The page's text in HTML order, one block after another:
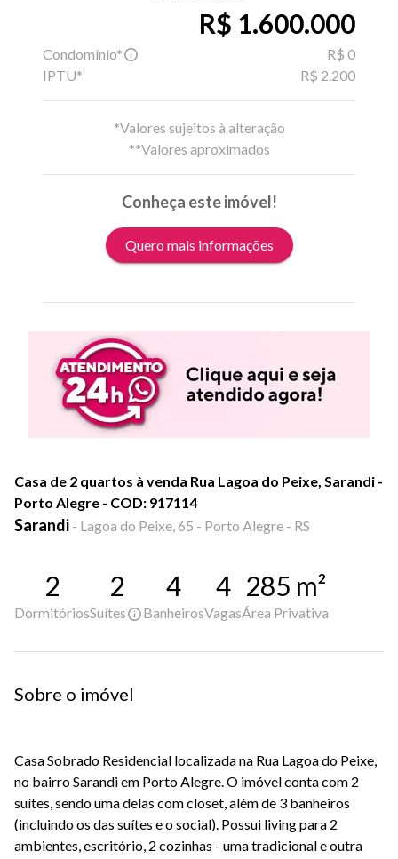
R$ 1.600.000
Condomínio*
R$ 0
IPTU*
R$ 2.200
*Valores sujeitos à alteração
**Valores aproximados
Conheça este imóvel!
Quero mais informações
Casa de 2 quartos à venda Rua Lagoa do Peixe, Sarandi -
Porto Alegre - COD: 917114
Sarandi - Lagoa do Peixe, 65 - Porto Alegre - RS
2
Dormitórios
2
Suítes
4
Banheiros
4
Vagas
285 m²
Área Privativa
Sobre o imóvel
Casa Sobrado Residencial localizada na Rua Lagoa do Peixe,
no bairro Sarandi em Porto Alegre. O imóvel conta com 2
suítes, sendo uma delas com closet, além de 3 banheiros
(incluindo os das suítes e o social). Possui living para 2
ambientes, escritório, 2 cozinhas - uma tradicional e outra